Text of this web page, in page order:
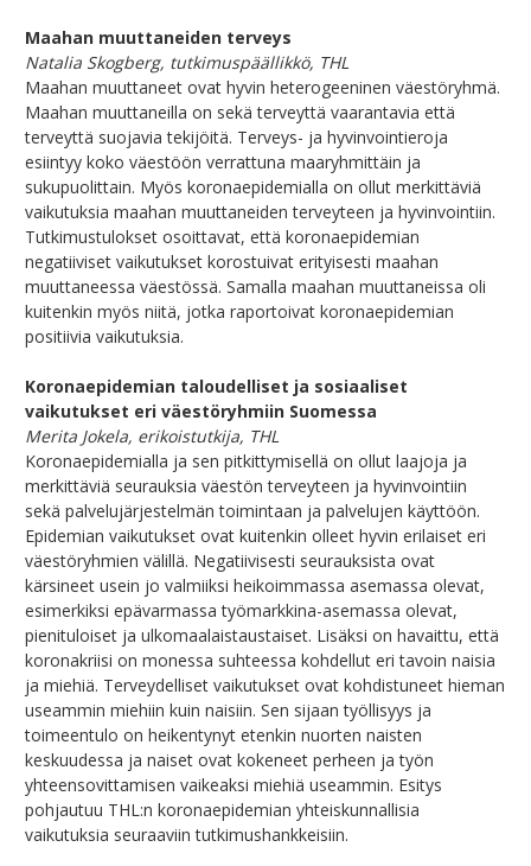
Maahan muuttaneiden terveys
Natalia Skogberg, tutkimuspäällikkö, THL
Maahan muuttaneet ovat hyvin heterogeeninen väestöryhmä.
Maahan muuttaneilla on sekä terveyttä vaarantavia että
terveyttä suojavia tekijöitä. Terveys- ja hyvinvointieroja
esiintyy koko väestöön verrattuna maaryhmittäin ja
sukupuolittain. Myös koronaepidemialla on ollut merkittäviä
vaikutuksia maahan muuttaneiden terveyteen ja hyvinvointiin.
Tutkimustulokset osoittavat, että koronaepidemian
negatiiviset vaikutukset korostuivat erityisesti maahan
muuttaneessa väestössä. Samalla maahan muuttaneissa oli
kuitenkin myös niitä, jotka raportoivat koronaepidemian
positiivia vaikutuksia.
Koronaepidemian taloudelliset ja sosiaaliset
vaikutukset eri väestöryhmiin Suomessa
Merita Jokela, erikoistutkija, THL
Koronaepidemialla ja sen pitkittymisellä on ollut laajoja ja
merkittäviä seurauksia väestön terveyteen ja hyvinvointiin
sekä palvelujärjestelmän toimintaan ja palvelujen käyttöön.
Epidemian vaikutukset ovat kuitenkin olleet hyvin erilaiset eri
väestöryhmien välillä. Negatiivisesti seurauksista ovat
kärsineet usein jo valmiiksi heikoimmassa asemassa olevat,
esimerkiksi epävarmassa työmarkkina-asemassa olevat,
pienituloiset ja ulkomaalaistaustaiset. Lisäksi on havaittu, että
koronakriisi on monessa suhteessa kohdellut eri tavoin naisia
ja miehiä. Terveydelliset vaikutukset ovat kohdistuneet hieman
useammin miehiin kuin naisiin. Sen sijaan työllisyys ja
toimeentulo on heikentynyt etenkin nuorten naisten
keskuudessa ja naiset ovat kokeneet perheen ja työn
yhteensovittamisen vaikeaksi miehiä useammin. Esitys
pohjautuu THL:n koronaepidemian yhteiskunnallisia
vaikutuksia seuraaviin tutkimushankkeisiin.